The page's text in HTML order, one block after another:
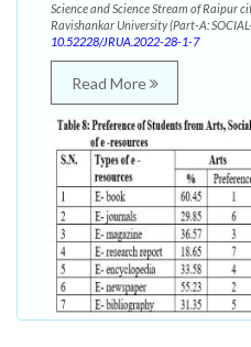
Science and Science Stream of Raipur
Ravishankar University (Part-A:
10.52228/JRUA.2022-28-1-7
Read More